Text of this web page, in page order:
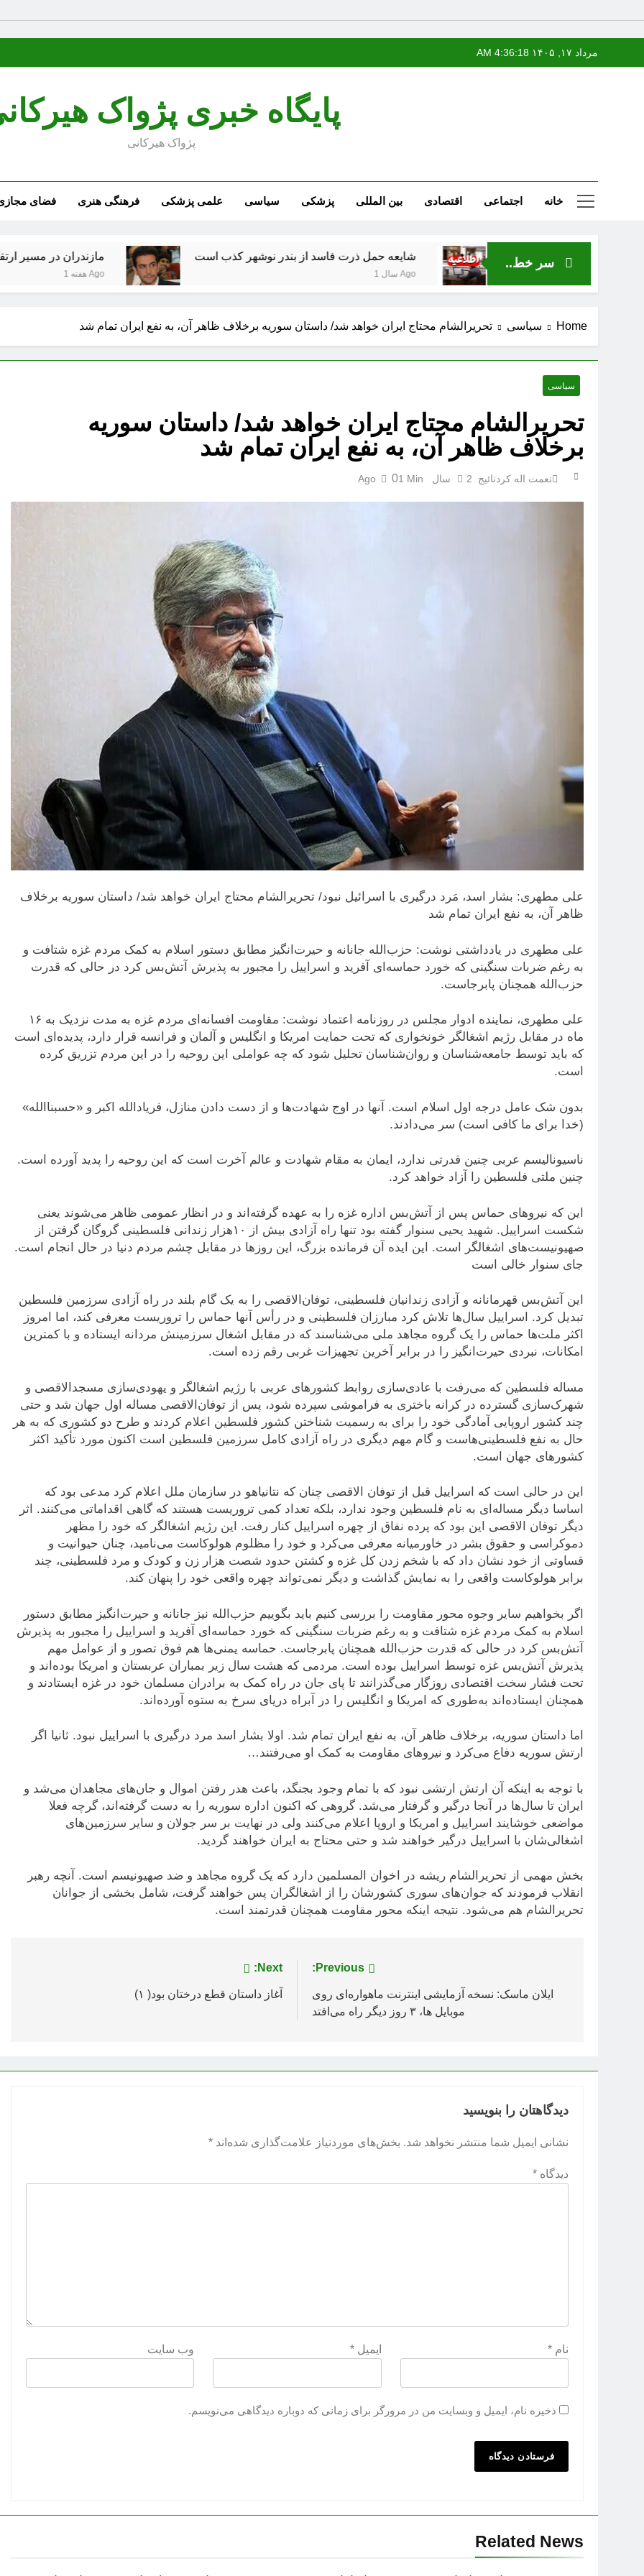
مرداد ۱۷, ۱۴۰۵ 4:36:19 AM
پایگاه خبری پژواک
پژواک هیرکانی
خانه اجتماعی اقتصادی بین المللی پزشکی سیاسی علمی پزشکی فرهنگی هنری فضای
سر خط.. مازندران در مسیر ارتقای
1 هفته Ago
شایعه حمل ذرت فاسد از بندر نوشهر کذب است
1 سال Ago
Home سیاسی تحریرالشام محتاج ایران خواهد شد/ داستان سوریه برخلاف ظاهر آن، به نفع ایران تمام شد
سیاسی
تحریرالشام محتاج ایران خواهد شد/ داستان سوریه
برخلاف ظاهر آن، به نفع ایران تمام شد
نعمت اله کردنائیج 2 سال Ago 01 Min
علی مطهری: بشار اسد، مَرد درگیری با اسرائیل نبود/ تحریرالشام محتاج ایران خواهد شد/ داستان سوریه برخلاف
ظاهر آن، به نفع ایران تمام شد
علی مطهری در یادداشتی نوشت: حزب‌الله جانانه و حیرت‌انگیز مطابق دستور اسلام به کمک مردم غزه شتافت و
به رغم ضربات سنگینی که خورد حماسه‌ای آفرید و اسراییل را مجبور به پذیرش آتش‌بس کرد در حالی که قدرت
حزب‌الله همچنان پابرجاست.
علی مطهری، نماینده ادوار مجلس در روزنامه اعتماد نوشت: مقاومت افسانه‌ای مردم غزه به مدت نزدیک به ۱۶
ماه در مقابل رژیم اشغالگر خونخواری که تحت حمایت امریکا و انگلیس و آلمان و فرانسه قرار دارد، پدیده‌ای است
که باید توسط جامعه‌شناسان و روان‌شناسان تحلیل شود که چه عواملی این روحیه را در این مردم تزریق کرده
است.
بدون شک عامل درجه اول اسلام است. آنها در اوج شهادت‌ها و از دست دادن منازل، فریادالله اکبر و «حسبناالله»
(خدا برای ما کافی است) سر می‌دادند.
ناسیونالیسم عربی چنین قدرتی ندارد، ایمان به مقام شهادت و عالم آخرت است که این روحیه را پدید آورده است.
چنین ملتی فلسطین را آزاد خواهد کرد.
این که نیروهای حماس پس از آتش‌بس اداره غزه را به عهده گرفته‌اند و در انظار عمومی ظاهر می‌شوند یعنی
شکست اسراییل. شهید یحیی سنوار گفته بود تنها راه آزادی بیش از ۱۰‌هزار زندانی فلسطینی گروگان گرفتن از
صهیونیست‌های اشغالگر است. این ایده آن فرمانده بزرگ، این روزها در مقابل چشم مردم دنیا در حال انجام است.
جای سنوار خالی است
این آتش‌بس قهرمانانه و آزادی زندانیان فلسطینی، توفان‌الاقصی را به یک گام بلند در راه آزادی سرزمین فلسطین
تبدیل کرد. اسراییل سال‌ها تلاش کرد مبارزان فلسطینی و در رأس آنها حماس را تروریست معرفی کند، اما امروز
اکثر ملت‌ها حماس را یک گروه مجاهد ملی می‌شناسند که در مقابل اشغال سرزمینش مردانه ایستاده‌ و با کمترین
امکانات، نبردی حیرت‌انگیز را در برابر آخرین تجهیزات غربی رقم زده است.
مساله فلسطین که می‌رفت با عادی‌سازی روابط کشورهای عربی با رژیم اشغالگر و یهودی‌سازی مسجدالاقصی و
شهرک‌سازی گسترده در کرانه باختری به فراموشی سپرده شود، پس از توفان‌الاقصی مساله اول جهان شد و حتی
چند کشور اروپایی آمادگی خود را برای به رسمیت شناختن کشور فلسطین اعلام کردند و طرح دو کشوری که به هر
حال به نفع فلسطینی‌هاست و گام مهم دیگری در راه آزادی کامل سرزمین فلسطین است اکنون مورد تأکید اکثر
کشورهای جهان است.
این در حالی است که اسراییل قبل از توفان الاقصی چنان که نتانیاهو در سازمان ملل اعلام کرد مدعی بود که
اساسا دیگر مساله‌ای به نام فلسطین وجود ندارد، بلکه تعداد کمی تروریست هستند که گاهی اقداماتی می‌کنند. اثر
دیگر توفان الاقصی این بود که پرده نفاق از چهره اسراییل کنار رفت. این رژیم اشغالگر که خود را مظهر
دموکراسی و حقوق بشر در خاورمیانه معرفی می‌کرد و خود را مظلوم هولوکاست می‌نامید، چنان حیوانیت و
قساوتی از خود نشان داد که با شخم زدن کل غزه و کشتن حدود شصت هزار زن و کودک و مرد فلسطینی، چند
برابر هولوکاست واقعی را به نمایش گذاشت و دیگر نمی‌تواند چهره واقعی خود را پنهان کند.
اگر بخواهیم سایر وجوه محور مقاومت را بررسی کنیم باید بگوییم حزب‌الله نیز جانانه و حیرت‌انگیز مطابق دستور
اسلام به کمک مردم غزه شتافت و به رغم ضربات سنگینی که خورد حماسه‌ای آفرید و اسراییل را مجبور به پذیرش
آتش‌بس کرد در حالی که قدرت حزب‌الله همچنان پابرجاست. حماسه یمنی‌ها هم فوق تصور و از عوامل مهم
پذیرش آتش‌بس غزه توسط اسراییل بوده است. مردمی که هشت سال زیر بمباران عربستان و امریکا بوده‌اند و
تحت فشار سخت اقتصادی روزگار می‌گذرانند تا پای جان در راه کمک به برادران مسلمان خود در غزه ایستادند و
همچنان ایستاده‌اند به‌طوری که امریکا و انگلیس را در آبراه دریای سرخ به ستوه آورده‌اند.
اما داستان سوریه، برخلاف ظاهر آن، به نفع ایران تمام شد. اولا بشار اسد مرد درگیری با اسراییل نبود. ثانیا اگر
ارتش سوریه دفاع می‌کرد و نیروهای مقاومت به کمک او می‌رفتند…
با توجه به اینکه آن ارتش ارتشی نبود که با تمام وجود بجنگد، باعث هدر رفتن اموال و جان‌های مجاهدان می‌شد و
ایران تا سال‌ها در آنجا درگیر و گرفتار می‌شد. گروهی که اکنون اداره سوریه را به دست گرفته‌اند، گرچه فعلا
مواضعی خوشایند اسراییل و امریکا و اروپا اعلام می‌کنند ولی در نهایت بر سر جولان و سایر سرزمین‌های
اشغالی‌شان با اسراییل درگیر خواهند شد و حتی محتاج به ایران خواهند گردید.
بخش مهمی از تحریرالشام ریشه در اخوان المسلمین دارد که یک گروه مجاهد و ضد صهیونیسم است. آنچه رهبر
انقلاب فرمودند که جوان‌های سوری کشورشان را از اشغالگران پس خواهند گرفت، شامل بخشی از جوانان
تحریرالشام هم می‌شود. نتیجه اینکه محور مقاومت همچنان قدرتمند است.
نوشته
Previous:
ایلان ماسک: نسخه آزمایشی اینترنت ماهواره‌ای روی
موبایل ها، ۳ روز دیگر راه می‌افتد
Next:
آغاز داستان قطع درختان بود( ۱)
دیدگاهتان را بنویسید
نشانی ایمیل شما منتشر نخواهد شد. بخش‌های موردنیاز علامت‌گذاری شده‌اند *
دیدگاه *
نام * ایمیل* وب‌ سایت
ذخیره نام، ایمیل و وبسایت من در مرورگر برای زمانی که دوباره دیدگاهی می‌نویسم.
Related News